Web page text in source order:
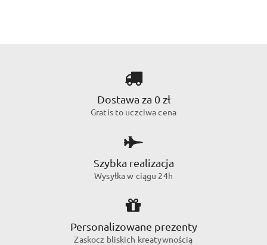
Dostawa za 0 zł
Gratis to uczciwa cena
Szybka realizacja
Wysyłka w ciągu 24h
Personalizowane prezenty
Zaskocz bliskich kreatywnością